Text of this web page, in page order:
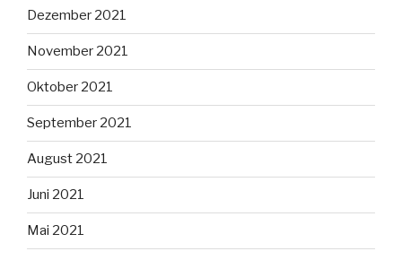
Dezember 2021
November 2021
Oktober 2021
September 2021
August 2021
Juni 2021
Mai 2021